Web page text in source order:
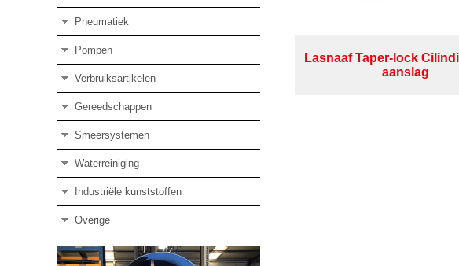
Pneumatiek
Pompen
Verbruiksartikelen
Gereedschappen
Smeersystemen
Waterreiniging
Industriële kunststoffen
Overige
Lasnaaf Taper-lock
aanslag